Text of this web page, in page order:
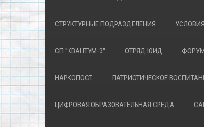
СТРУКТУРНЫЕ ПОДРАЗДЕЛЕНИЯ
СП "КВАНТУМ-3" ОТРЯД ЮИД ФОРУМ
НАРКОПОСТ ПАТРИОТИЧЕСКОЕ
ЦИФРОВАЯ ОБРАЗОВАТЕЛЬНАЯ СРЕДА